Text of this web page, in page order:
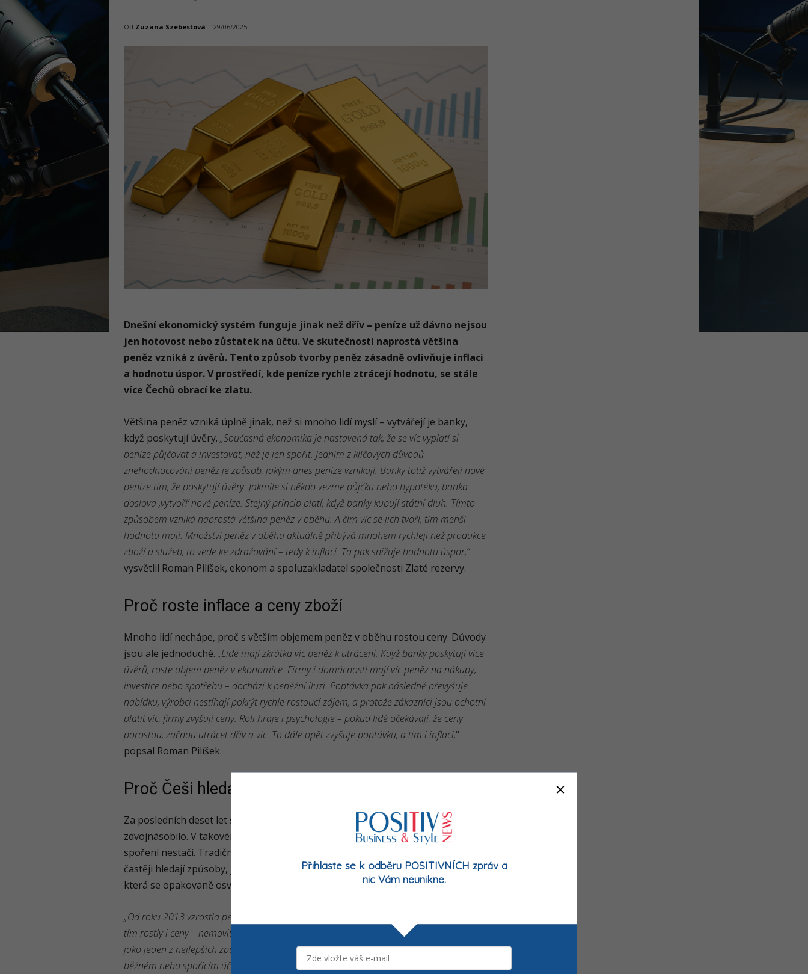
Od Zuzana Szebestová 29/06/2025
Dnešní ekonomický systém funguje jinak než dřív – peníze už dávno nejsou
jen hotovost nebo zůstatek na účtu.Ve skutečnosti naprostá většina
peněz vzniká z úvěrů. Tento způsob tvorby peněz zásadně ovlivňuje inflaci
a hodnotu úspor. V prostředí, kde peníze rychle ztrácejí hodnotu, se stále
více Čechů obrací ke zlatu.
Většina peněz vzniká úplně jinak, než si mnoho lidí myslí – vytvářejí je banky,
když poskytují úvěry. „Současná ekonomika je nastavená tak, že se víc vyplatí si
peníze půjčovat a investovat, než je jen spořit. Jedním z klíčových důvodů
znehodnocování peněz je způsob, jakým dnes peníze vznikají. Banky totiž vytvářejí nové
peníze tím, že poskytují úvěry. Jakmile si někdo vezme půjčku nebo hypotéku, banka
doslova ‚vytvoří‘ nové peníze. Stejný princip platí, když banky kupují státní dluh. Tímto
způsobem vzniká naprostá většina peněz v oběhu. A čím víc se jich tvoří, tím menší
hodnotu mají. Množství peněz v oběhu aktuálně přibývá mnohem rychleji než produkce
zboží a služeb, to vede ke zdražování – tedy k inflaci. Ta pak snižuje hodnotu úspor,“
vysvětlil Roman Pilíšek, ekonom a spoluzakladatel společnosti Zlaté rezervy.
Proč roste inflace a ceny zboží
Mnoho lidí nechápe, proč s větším objemem peněz v oběhu rostou ceny. Důvody
jsou ale jednoduché. „Lidé mají zkrátka víc peněz k utrácení. Když banky poskytují více
úvěrů, roste objem peněz v ekonomice. Firmy i domácnosti mají víc peněz na nákupy,
investice nebo spotřebu – dochází k peněžní iluzi. Poptávka pak následně převyšuje
nabídku, výrobci nestíhají pokrýt rychle rostoucí zájem, a protože zákazníci jsou ochotní
platit víc, firmy zvyšují ceny. Roli hraje i psychologie – pokud lidé očekávají, že ceny
porostou, začnou utrácet dřív a víc. To dále opět zvyšuje poptávku, a tím i inflaci,“
popsal Roman Pilíšek.
Proč Češi hledají ochranu úspor ve zlatě
Za posledních deset let se v Česku množství peněz v oběhu víc než
zdvojnásobilo. V takovém prostředí se stále výrazněji ukazuje, že klasické
spoření nestačí. Tradiční formy totiž inflaci obvykle neporazí. Lidé proto stále
častěji hledají způsoby, jak uchovat hodnotu svých peněz. Jednou z možností,
která se opakovaně osvědčila, je ukládání úspor do fyzického zlata.
„Od roku 2013 vzrostla peněžní zásoba ze zhruba tří bilionů korun na sedm bilionů. S
tím rostly i ceny – nemovitostí, služeb, ale i zlata. Právě zlato se v tomto období ukázalo
jako jeden z nejlepších způsobů, jak uchovat hodnotu peněz. Zatímco úspory na
běžném nebo spořicím účtu kvůli inflaci ztrácely na hodnotě, zlato v průměru rostlo
Přihlaste se k odběru POSITIVNÍCH zpráv a
nic Vám neunikne.